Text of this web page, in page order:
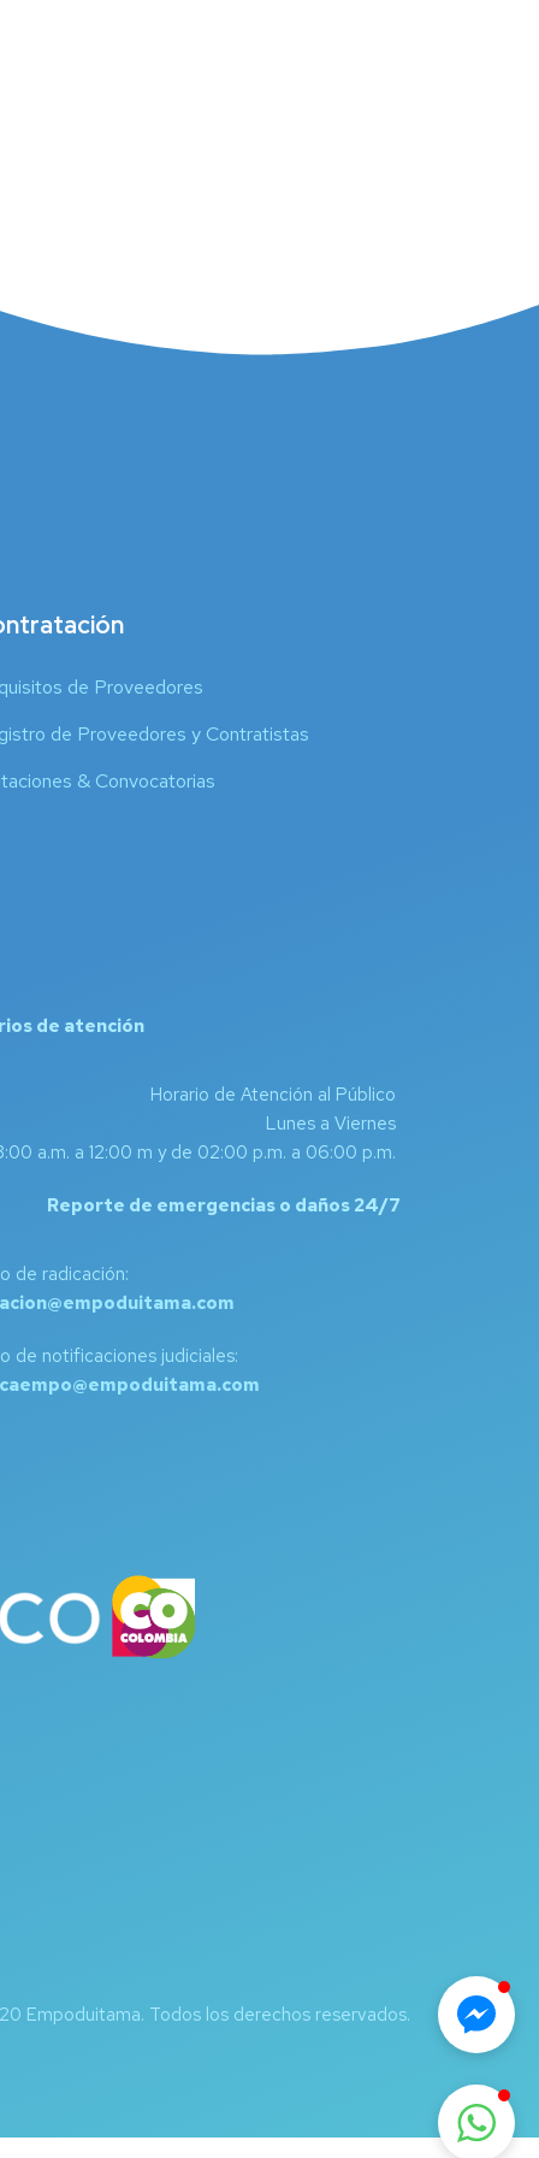
de Proveedores
de Proveedores y Contratistas
& Convocatorias
de atención
Horario de Atención al Público
Lunes a Viernes
a.m. a 12:00 m y de 02:00 p.m. a 06:00 p.m.
Reporte de emergencias o daños 24/7
de radicación:
de notificaciones judiciales:
Empoduitama. Todos los derechos reservados.